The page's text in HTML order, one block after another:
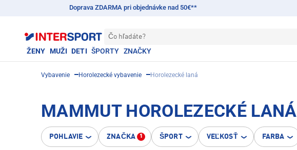
Doprava ZDARMA pri objednávke nad 50€**
Čo hľadáte?
ŽENY MUŽI DETI ŠPORTY ZNAČKY
Vybavenie Horolezecké vybavenie Horolezecké laná
MAMMUT HOROLEZECKÉ LANÁ
POHLAVIE ZNAČKA 1 ŠPORT VEĽKOSŤ FARBA